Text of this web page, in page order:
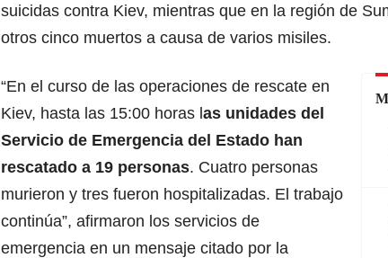
suicidas contra Kiev, mientras que en la región de
otros cinco muertos a causa de varios misiles.
“En el curso de las operaciones de rescate en
Kiev, hasta las 15:00 horas las unidades del
Servicio de Emergencia del Estado han
rescatado a 19 personas. Cuatro personas
murieron y tres fueron hospitalizadas. El trabajo
continúa”, afirmaron los servicios de
emergencia en un mensaje citado por la